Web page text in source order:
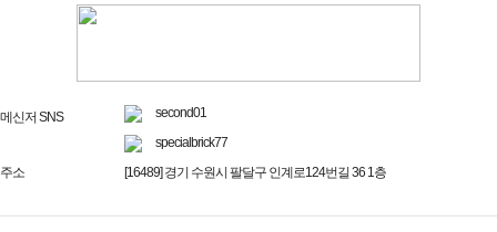
메신저 SNS
second01
specialbrick77
주소
[16489] 경기 수원시 팔달구 인계로124번길 36 1층